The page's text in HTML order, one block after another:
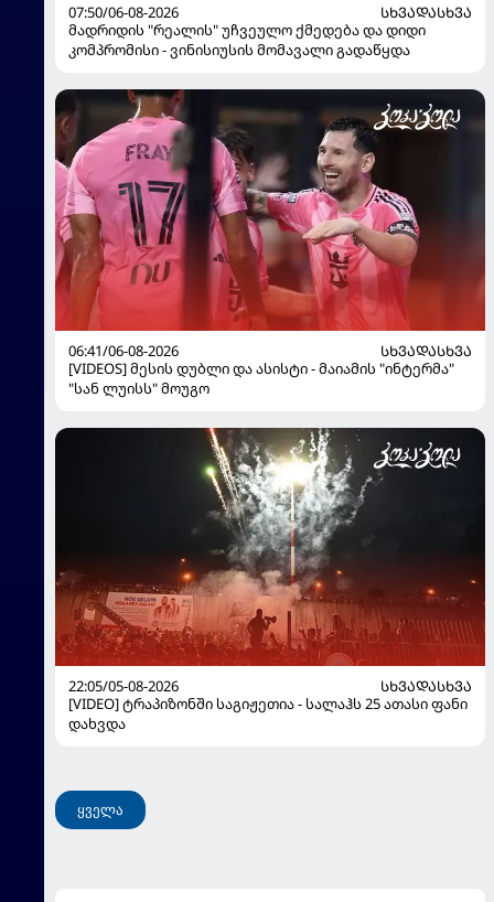
07:50/06-08-2026
ᲡᲮᲕᲐᲓᲐᲡᲮᲕᲐ
მადრიდის "რეალის" უჩვეულო ქმედება და დიდი
კომპრომისი - ვინისიუსის მომავალი გადაწყდა
06:41/06-08-2026
ᲡᲮᲕᲐᲓᲐᲡᲮᲕᲐ
[VIDEOS] მესის დუბლი და ასისტი - მაიამის "ინტერმა"
"სან ლუისს" მოუგო
22:05/05-08-2026
ᲡᲮᲕᲐᲓᲐᲡᲮᲕᲐ
[VIDEO] ტრაპიზონში საგიჟეთია - სალაჰს 25 ათასი ფანი
დახვდა
ყველა